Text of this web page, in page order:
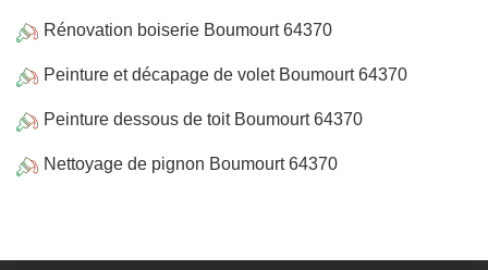
Rénovation boiserie Boumourt 64370
Peinture et décapage de volet Boumourt 64370
Peinture dessous de toit Boumourt 64370
Nettoyage de pignon Boumourt 64370